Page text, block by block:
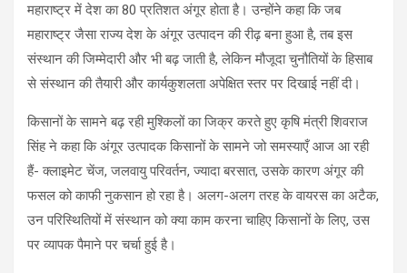
महाराष्ट्र में देश का 80 प्रतिशत अंगूर होता है। उन्होंने कहा कि जब
महाराष्ट्र जैसा राज्य देश के अंगूर उत्पादन की रीढ़ बना हुआ है, तब इस
संस्थान की जिम्मेदारी और भी बढ़ जाती है, लेकिन मौजूदा चुनौतियों के हिसाब
से संस्थान की तैयारी और कार्यकुशलता अपेक्षित स्तर पर दिखाई नहीं दी।
किसानों के सामने बढ़ रही मुश्किलों का जिक्र करते हुए कृषि मंत्री शिवराज
सिंह ने कहा कि अंगूर उत्पादक किसानों के सामने जो समस्याएँ आज आ रही
हैं- क्लाइमेट चेंज, जलवायु परिवर्तन, ज्यादा बरसात, उसके कारण अंगूर की
फसल को काफी नुकसान हो रहा है। अलग-अलग तरह के वायरस का अटैक,
उन परिस्थितियों में संस्थान को क्या काम करना चाहिए किसानों के लिए, उस
पर व्यापक पैमाने पर चर्चा हुई है।